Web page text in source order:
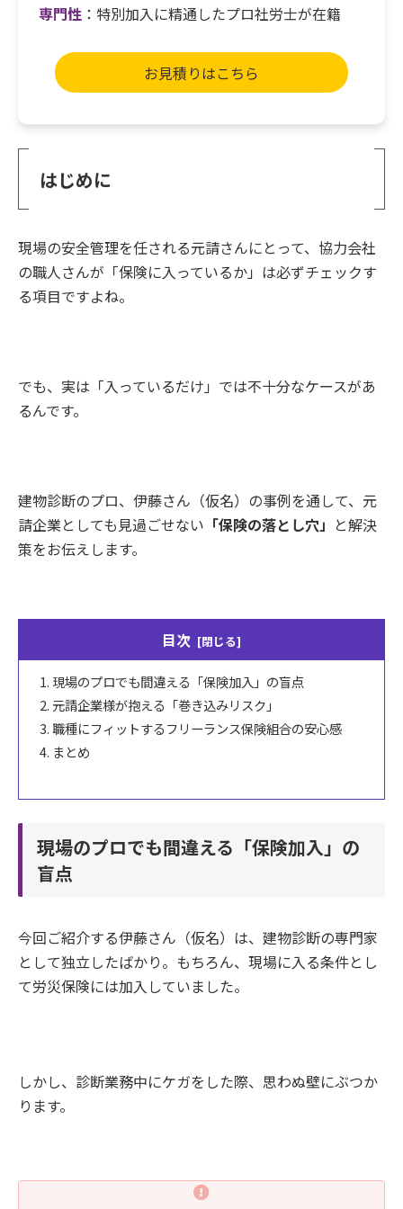
専門性：特別加入に精通したプロ社労士が在籍
お見積りはこちら
はじめに
現場の安全管理を任される元請さんにとって、協力会社
の職人さんが「保険に入っているか」は必ずチェックす
る項目ですよね。
でも、実は「入っているだけ」では不十分なケースがあ
るんです。
建物診断のプロ、伊藤さん（仮名）の事例を通して、元
請企業としても見過ごせない 「保険の落とし穴」 と解決
策をお伝えします。
目次
現場のプロでも間違える「保険加入」の盲点
元請企業様が抱える「巻き込みリスク」
職種にフィットするフリーランス保険組合の安心感
まとめ
現場のプロでも間違える「保険加入」の
盲点
今回ご紹介する伊藤さん（仮名）は、建物診断の専門家
として独立したばかり。もちろん、現場に入る条件とし
て労災保険には加入していました。
しかし、診断業務中にケガをした際、思わぬ壁にぶつか
ります。